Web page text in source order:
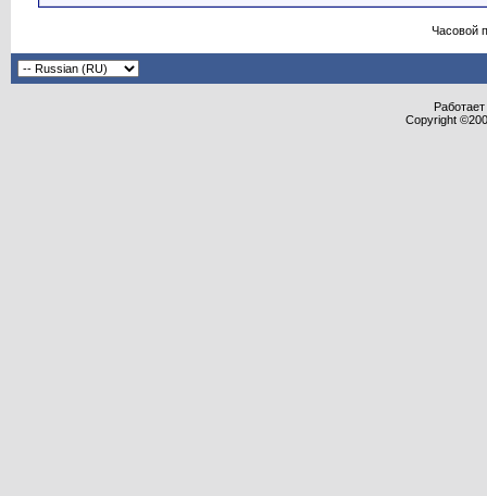
Часовой
Copyright